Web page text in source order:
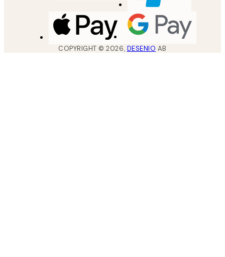
COPYRIGHT ©2026, DESENIO AB